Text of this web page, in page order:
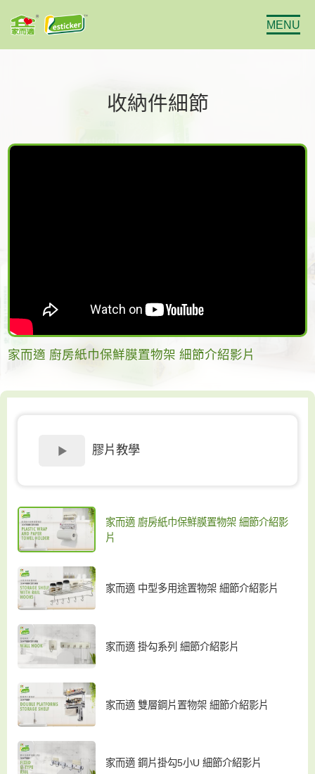
MENU
收納件細節
家而適 廚房紙巾保鮮膜置物架 細節介紹影片
膠片教學
家而適 廚房紙巾保鮮膜置物架 細節介紹影
片
家而適 中型多用途置物架 細節介紹影片
家而適 掛勾系列 細節介紹影片
家而適 雙層鋼片置物架 細節介紹影片
家而適 鋼片掛勾5小U 細節介紹影片